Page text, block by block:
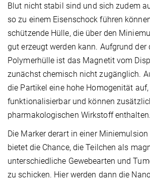
Blut nicht stabil sind und sich zudem
so zu einem Eisenschock führen
schützende Hülle, die über den
gut erzeugt werden kann. Aufgrund der
Polymerhülle ist das Magnetit vom
zunächst chemisch nicht zugänglich.
die Partikel eine hohe Homogenität
funktionalisierbar und können
pharmakologischen Wirkstoff enthalten.
Die Marker derart in einer Miniemulsion
bietet die Chance, die Teilchen als
unterschiedliche Gewebearten und
zu schicken. Hier werden dann die